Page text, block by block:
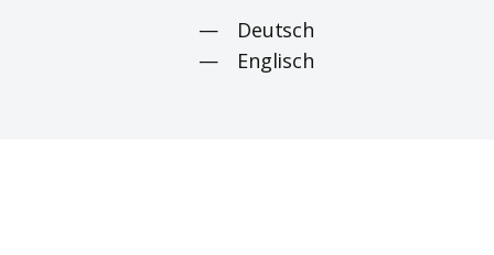
Deutsch
Englisch